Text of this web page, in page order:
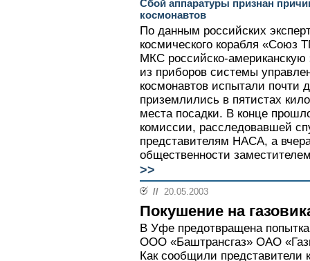
Сбой аппаратуры признан
космонавтов
По данным российских
космического корабля «Союз
МКС российско-
из приборов системы
космонавтов испытали почти
приземлились в пятистах
места посадки. В конце
комиссии, расследовавшей
представителям НАСА, а
общественности
>>
// 20.05.2003
Покушение на
В Уфе предотвращена
ООО «Баштрансгаз» ОАО
Как сообщили представители